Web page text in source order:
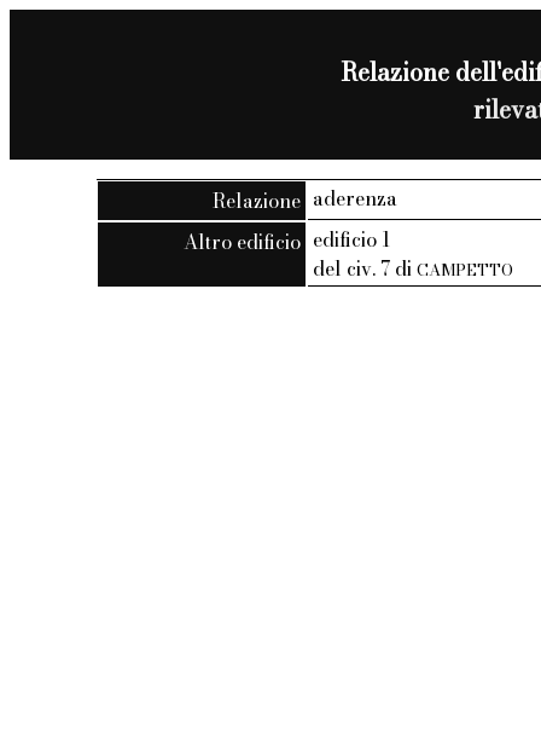
Relazione
Relazione aderenza
Altro edificio edificio 1
del civ. 7 diCAMPETTO